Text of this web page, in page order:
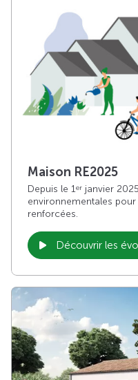
Maison RE2025
Depuis le 1er janvier
environnementales
renforcées.
Découvrir les